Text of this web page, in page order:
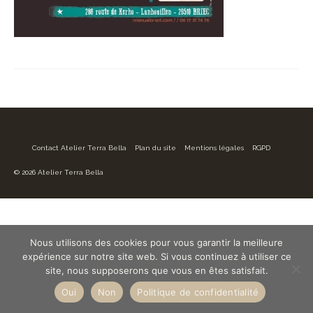
Contact Atelier Terra Bella Plan du site Mentions légales RGPD
© 2026 Atelier Terra Bella
Nous utilisons des cookies pour vous garantir la meilleure
expérience sur notre site web. Si vous continuez à utiliser ce
site, nous supposerons que vous en êtes satisfait.
Oui
Non Politique de confidentialité